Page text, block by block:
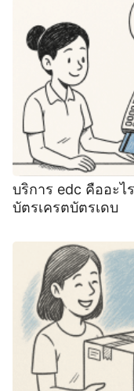
บริการ edc คืออะไ
บัตรเครตบัตรเดบ